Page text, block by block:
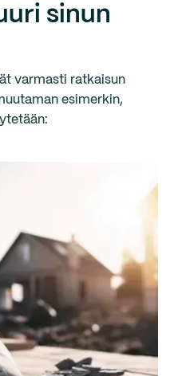
sinun
varmasti ratkaisun
esimerkin,